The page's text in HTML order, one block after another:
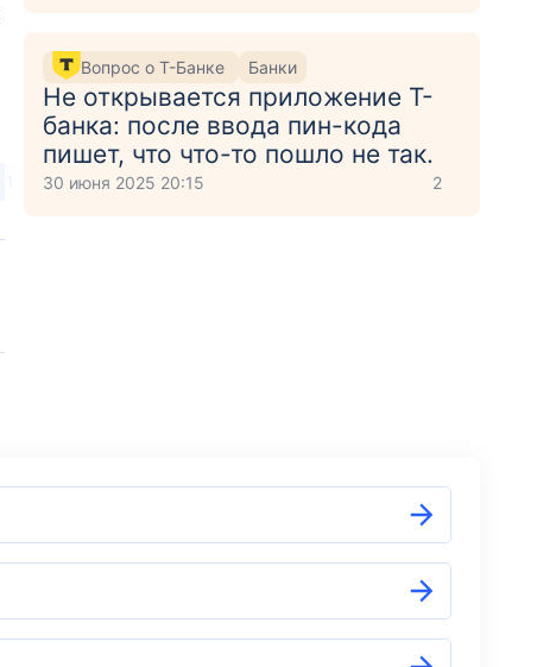
Вопрос о Т-Банке Банки
Не открывается приложение Т-
банка: после ввода пин-кода
пишет, что что-то пошло не так.
30 июня 2025 20:15 2